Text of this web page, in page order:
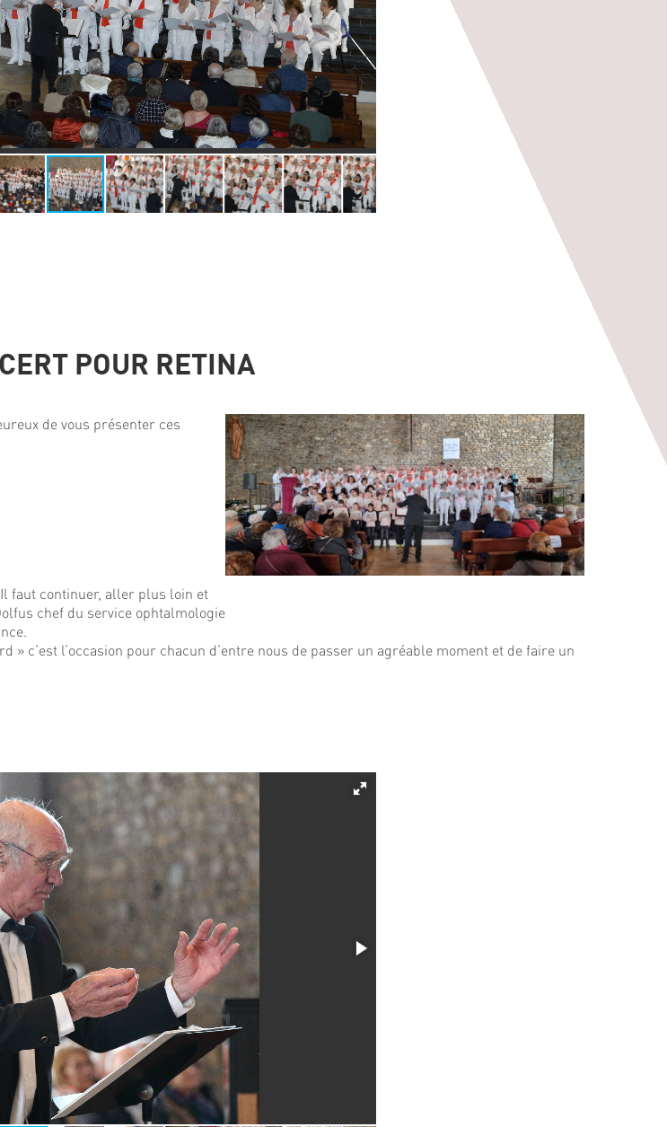
POUR RETINA
de vous présenter ces
faut continuer, aller plus loin et
chef du service ophtalmologie
c’est l’occasion pour chacun d’entre nous de passer un agréable moment et de faire un